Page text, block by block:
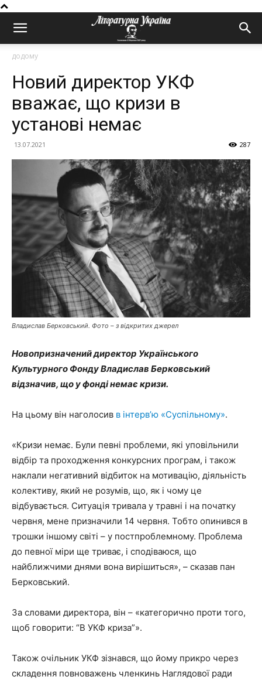
додому
Новий директор УКФ
вважає, що кризи в
установі немає
13.07.2021 287
Владислав Берковський. Фото – з відкритих джерел
Новопризначений директор Українського
Культурного Фонду Владислав Берковський
відзначив, що у фонді немає кризи.
На цьому він наголосив в інтерв’ю «Суспільному».
«Кризи немає. Були певні проблеми, які уповільнили
відбір та проходження конкурсних програм, і також
наклали негативний відбиток на мотивацію, діяльність
колективу, який не розумів, що, як і чому це
відбувається. Ситуація тривала у травні і на початку
червня, мене призначили 14 червня. Тобто опинився в
трошки іншому світі – у постпроблемному. Проблема
до певної міри ще триває, і сподіваюся, що
найближчими днями вона вирішиться», – сказав пан
Берковський.
За словами директора, він – «категорично проти того,
щоб говорити: “В УКФ криза”».
Також очільник УКФ зізнався, що йому прикро через
складення повноважень членкинь Наглядової ради